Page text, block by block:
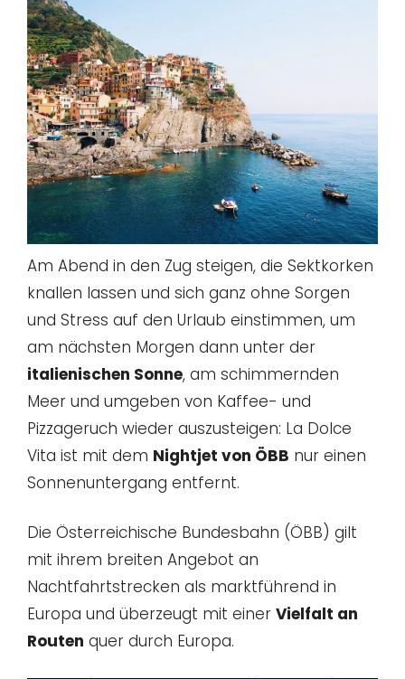
Am Abend in den Zug steigen, die Sektkorken
knallen lassen und sich ganz ohne Sorgen
und Stress auf den Urlaub einstimmen, um
am nächsten Morgen dann unter der
italienischen Sonne, am schimmernden
Meer und umgeben von Kaffee- und
Pizzageruch wieder auszusteigen: La Dolce
Vita ist mit dem Nightjet von ÖBB nur einen
Sonnenuntergang entfernt.
Die Österreichische Bundesbahn (ÖBB) gilt
mit ihrem breiten Angebot an
Nachtfahrtstrecken als marktführend in
Europa und überzeugt mit einer Vielfalt an
Routen quer durch Europa.